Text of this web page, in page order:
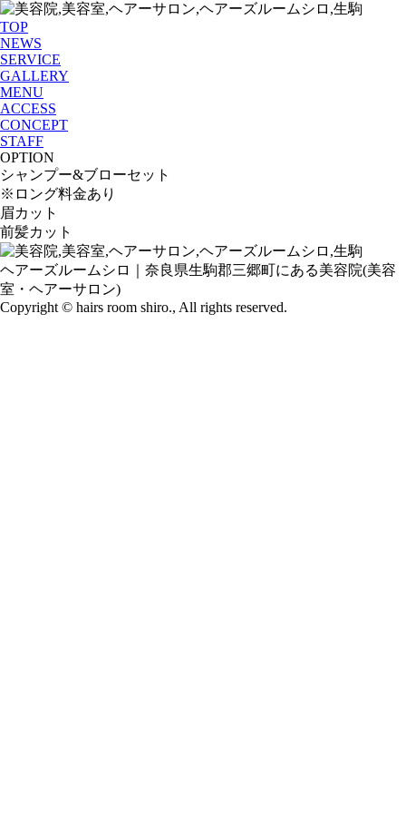
TOP
NEWS
SERVICE
GALLERY
MENU
ACCESS
CONCEPT
STAFF
OPTION
シャンプー&ブローセット
※ロング料金あり
眉カット
前髪カット
ヘアーズルームシロ｜奈良県生駒郡三郷町にある美容院(美容
室・ヘアーサロン)
Copyright © hairs room shiro., All rights reserved.